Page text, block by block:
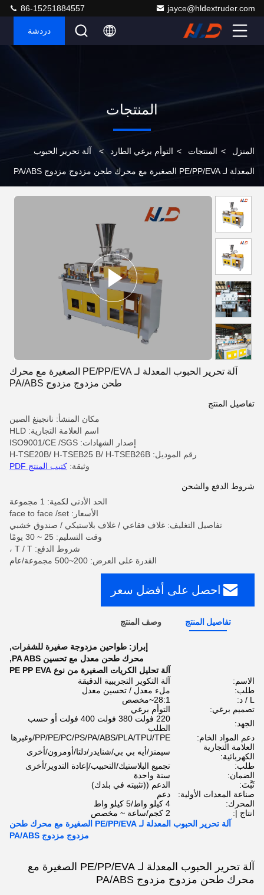
jayce@hldextruder.com
86-15251884557
دردشة
المنتجات
المنزل > المنتجات > التوأم برغي الطارد > آلة تحرير الحبوب
المعدلة لـ PE/PP/EVA الصغيرة مع محرك طحن مزدوج مزدوج PA/ABS
آلة تحرير الحبوب المعدلة لـ PE/PP/EVA الصغيرة مع محرك
طحن مزدوج مزدوج PA/ABS
تفاصيل المنتج
مكان المنشأ: نانجينغ الصين
اسم العلامة التجارية: HLD
إصدار الشهادات: ISO9001/CE /SGS
رقم الموديل: H-TSE20B/ H-TSEB25 B/ H-TSEB26B
وثيقة: كتيب المنتج PDF
شروط الدفع والشحن
الحد الأدنى لكمية: 1 مجموعة
الأسعار: face to face /set
تفاصيل التغليف: غلاف فقاعي / غلاف بلاستيكي / صندوق خشبي
وقت التسليم: 25 ~ 30 يومًا
شروط الدفع: T / T ،
القدرة على العرض: 200~500 مجموعة/عام
احصل على أفضل سعر
تفاصيل المنتج وصف المنتج
إبراز: طواحين مزدوجة صغيرة للشفرات,
محرك طحن معدل مع تحسين PA ABS
,
آلة تحليل الكريات الصغيرة من نوع PE PP EVA
الاسم:
آلة التكوير التجريبية الدقيقة
طلب:
ملء معدل / تحسين معدل
L / د:
28:1~مخصص
تصميم برغي:
التوأم برغي
الجهد:
220 فولت 380 فولت 400 فولت أو حسب
الطلب
دعم المواد الخام:
PP/PE/PC/PS/PA/ABS/PLA/TPU/TPE/وغيرها
العلامة التجارية
الكهربائية:
سيمنز/أيه بي بي/شنايدر/دلتا/أومرون/أخرى
طلب:
تجميع البلاستيك/التحبيب/إعادة التدوير/أخرى
الضمان:
سنة واحدة
ثَبَّتَ:
الدعم ((تثبيته في بلدك)
صناعة المعدات الأولية:
دعم
المحرك:
4 كيلو واط/5 كيلو واط
انتاج |:
2 كجم/ساعة ~ مخصص
آلة تحرير الحبوب المعدلة لـ PE/PP/EVA الصغيرة مع محرك طحن
مزدوج مزدوج PA/ABS
آلة تحرير الحبوب المعدلة لـ PE/PP/EVA الصغيرة مع
محرك طحن مزدوج مزدوج PA/ABS